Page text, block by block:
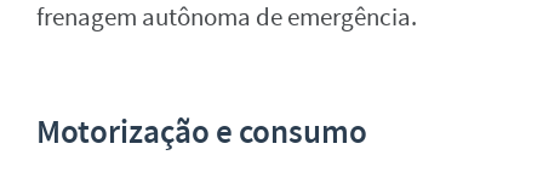
frenagem autônoma de emergência.
Motorização e consumo